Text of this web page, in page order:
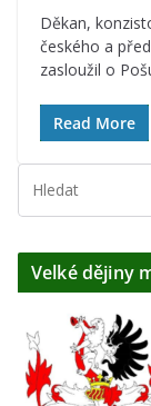
Děkan,
českého a
zasloužil o
Read More
Velké dějiny